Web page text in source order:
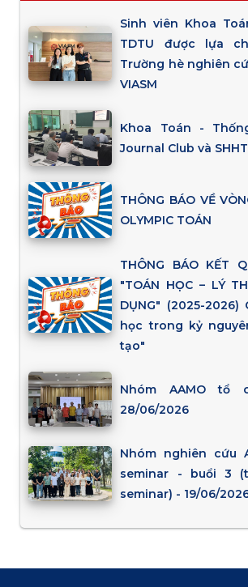
Sinh viên Khoa
TDTU được lựa
Trường hè nghiên
VIASM
Khoa Toán -
Journal Club và SHHT
THÔNG BÁO VỀ
OLYMPIC TOÁN
THÔNG BÁO KẾT
"TOÁN HỌC – LÝ
DỤNG" (2025-2026)
học trong kỷ
tạo"
Nhóm AAMO tổ
28/06/2026
Nhóm nghiên cứu
seminar - buổi 3
seminar) - 19/06/